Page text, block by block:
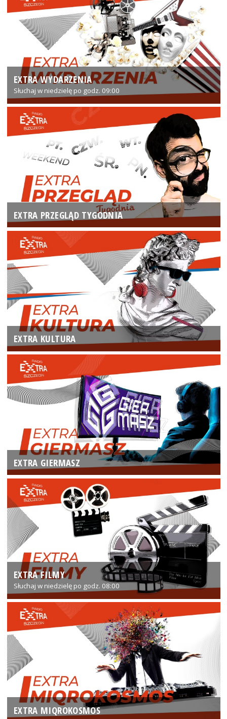
EXTRA WYDARZENIA
Słuchaj w niedzielę po godz. 09:00
EXTRA PRZEGLĄD TYGODNIA
EXTRA KULTURA
EXTRA GIERMASZ
EXTRA FILMY
Słuchaj w niedzielę po godz. 08:00
EXTRA MIQROKOSMOS